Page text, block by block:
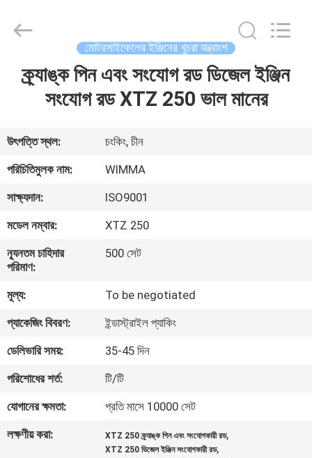
বাড়ি
ভিডিও
আমাদের
সম্বন্ধে
পরিদর্শন
গুণমান
নিয়ন্ত্রণ
খবর
Parts
Reserved.
মোটরসাইকেলের ইঞ্জিনের খুচরা যন্ত্রাংশ
ক্র্যাঙ্ক পিন এবং সংযোগ রড ডিজেল ইঞ্জিন
সংযোগ রড XTZ 250 ভাল মানের
উৎপত্তি স্থল:
চংকিং, চীন
পরিচিতিমুলক নাম:
WIMMA
সাক্ষ্যদান:
ISO9001
মডেল নম্বার:
XTZ 250
ন্যূনতম চাহিদার
পরিমাণ:
500 সেট
মূল্য:
To be negotiated
প্যাকেজিং বিবরণ:
ইন্ডাস্ট্রাইল প্যাকিং
ডেলিভারি সময়:
35-45 দিন
পরিশোধের শর্ত:
টি/টি
যোগানের ক্ষমতা:
প্রতি মাসে 10000 সেট
লক্ষণীয় করা:
XTZ 250 ক্র্যাঙ্ক পিন এবং সংযোগকারী রড,
XTZ 250 ডিজেল ইঞ্জিন সংযোগকারী রড,